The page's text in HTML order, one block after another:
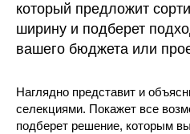
который предложит
ширину и подберет
вашего бюджета или
Наглядно представит и
селекциями. Покажет все
подберет решение, которым